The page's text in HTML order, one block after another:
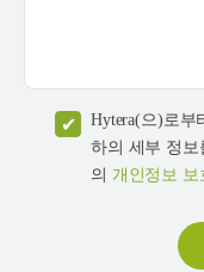
Hytera(으)로부
하의 세부 정보
의 개인정보 보